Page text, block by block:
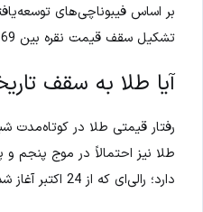
بر اساس فیبوناچی‌های
تشکیل سقف قیمت نقره بین 69 تا 73 دلار برآورد می‌شود.
آیا طلا به سقف
رفتار قیمتی طلا در کوتاه‌مدت
طلا نیز احتمالاً در موج پنجم و
دارد؛ رالی‌ای که از 24 اکتبر آغاز شده است.